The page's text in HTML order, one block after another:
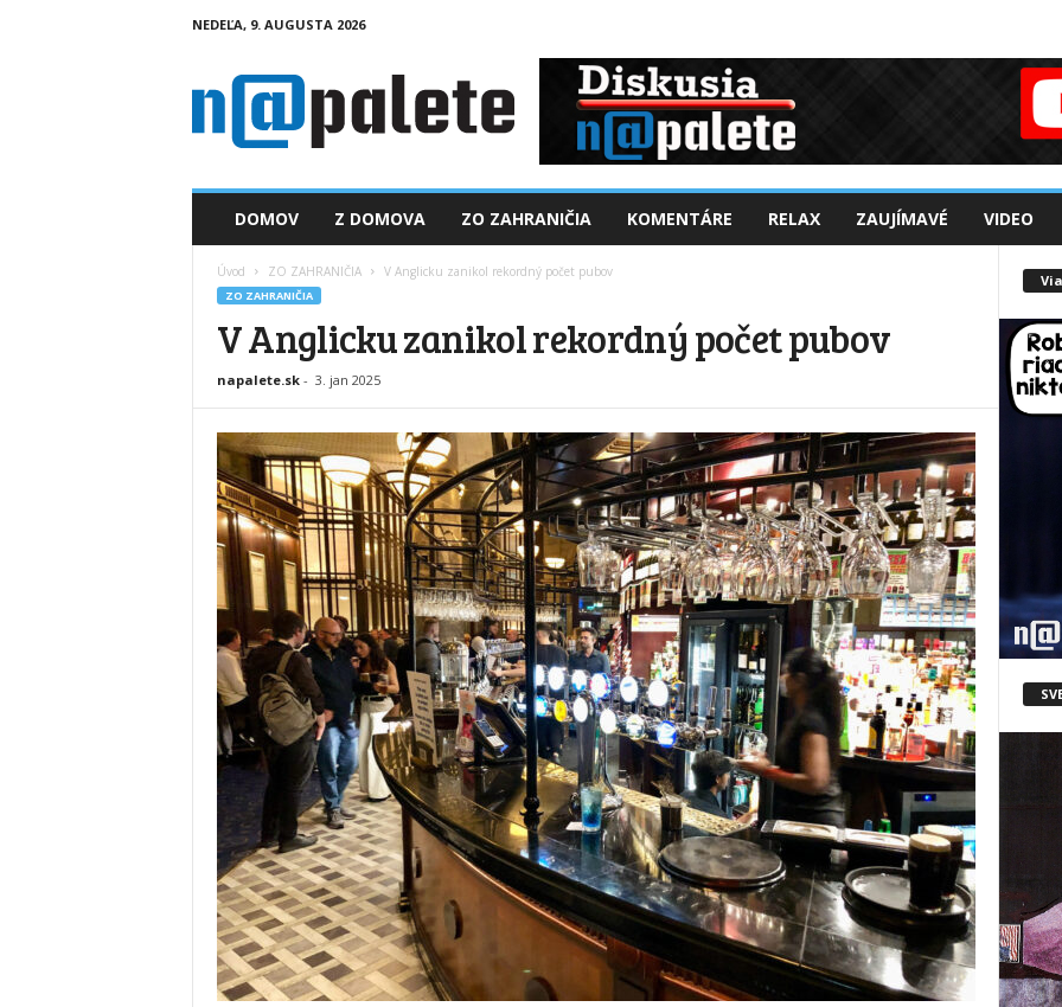
NEDEĽA, 9. AUGUSTA 2026
a
DOMOV Z DOMOVA ZO ZAHRANIČIA KOMENTÁRE RELAX ZAUJÍMAVÉ VIDEO
Úvod ZO ZAHRANIČIA V Anglicku zanikol rekordný počet pubov
ZO ZAHRANIČIA
V Anglicku zanikol rekordný počet pubov
napalete.sk- 3. jan 2025